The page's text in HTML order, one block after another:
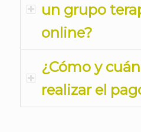
un grupo
online?
¿Cómo y
realizar el